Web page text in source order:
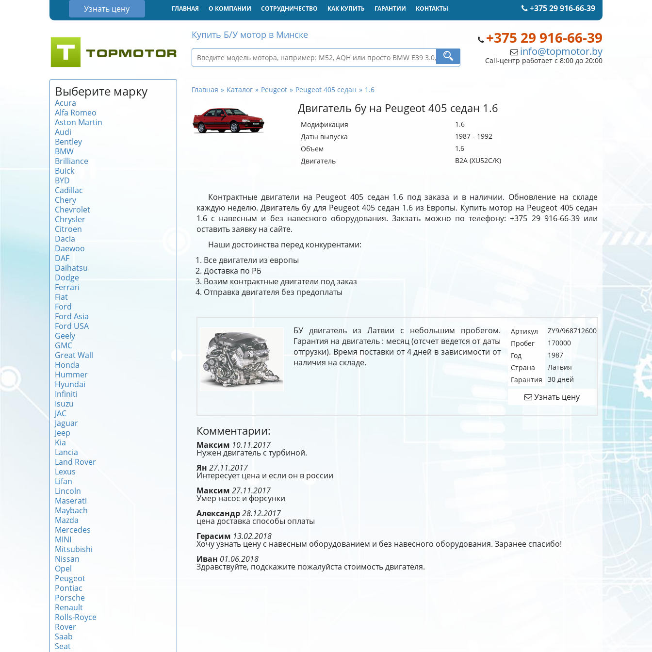
Узнать цену +375 29 916-66-39
ГЛАВНАЯ О КОМПАНИИ СОТРУДНИЧЕСТВО КАК КУПИТЬ ГАРАНТИИ КОНТАКТЫ
+375 29 916-66-39
info@topmotor.by
Call-центр работает с 8:00 до 20:00
Купить Б/У мотор в Минске
Выберите марку
Acura
Alfa Romeo
Aston Martin
Audi
Bentley
BMW
Brilliance
Buick
BYD
Cadillac
Chery
Chevrolet
Chrysler
Citroen
Dacia
Daewoo
DAF
Daihatsu
Dodge
Ferrari
Fiat
Ford
Ford Asia
Ford USA
Geely
GMC
Great Wall
Honda
Hummer
Hyundai
Infiniti
Isuzu
JAC
Jaguar
Jeep
Kia
Lancia
Land Rover
Lexus
Lifan
Lincoln
Maserati
Maybach
Mazda
Mercedes
MINI
Mitsubishi
Nissan
Opel
Peugeot
Pontiac
Porsche
Renault
Rolls-Royce
Rover
Saab
Seat
Главная Каталог Peugeot Peugeot 405 седан 1.6
Двигатель бу на Peugeot 405 седан 1.6
Модификация
1.6
Даты выпуска
1987 - 1992
Объем
1,6
Двигатель
B2A (XU52C/K)
Контрактные двигатели на Peugeot 405 седан 1.6 под заказа и в наличии. Обновление на складе
каждую неделю. Двигатель бу для Peugeot 405 седан 1.6 из Европы. Купить мотор на Peugeot 405 седан
1.6 с навесным и без навесного оборудования. Закзать можно по телефону: +375 29 916-66-39 или
оставить заявку на сайте.
Наши достоинства перед конкурентами:
Все двигатели из европы
Доставка по РБ
Возим контрактные двигатели под заказ
Отправка двигателя без предоплаты
БУ двигатель из Латвии с небольшим пробегом.
Гарантия на двигатель : месяц (отсчет ведется от даты
отгрузки). Время поставки от 4 дней в зависимости от
наличия на складе.
Артикул
ZY9/968712600
Пробег
170000
Год
1987
Страна
Латвия
Гарантия
30 дней
Узнать цену
Комментарии:
Максим 10.11.2017
Нужен двигатель с турбиной.
Ян 27.11.2017
Интересует цена и если он в россии
Максим 27.11.2017
Умер насос и форсунки
Александр28.12.2017
цена доставка способы оплаты
Герасим 13.02.2018
Хочу узнать цену с навесным оборудованием и без навесного оборудования. Заранее спасибо!
Иван 01.06.2018
Здравствуйте, подскажите пожалуйста стоимость двигателя.